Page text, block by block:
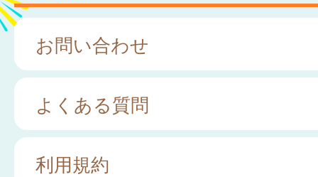
お問い合わせ
よくある質問
利用規約